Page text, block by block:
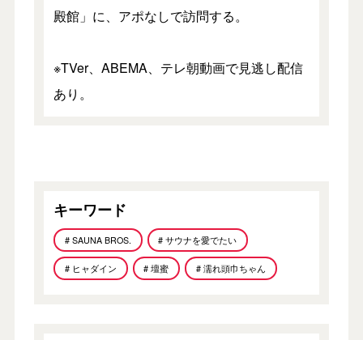
殿館」に、アポなしで訪問する。
※TVer、ABEMA、テレ朝動画で見逃し配信
あり。
キーワード
# SAUNA BROS. # サウナを愛でたい
# ヒャダイン # 壇蜜 # 濡れ頭巾ちゃん